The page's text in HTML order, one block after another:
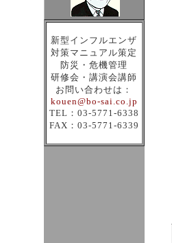
新型インフルエンザ
対策マニュアル策定
防災・危機管理
研修会・講演会講師
お問い合わせは ：
kouen@bo-sai.co.jp
TEL：03-5771-6338
FAX：03-5771-6339